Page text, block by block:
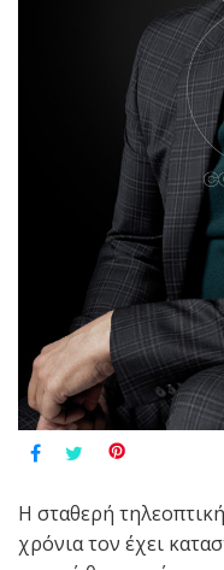
Η σταθερή
χρόνια τον έχει